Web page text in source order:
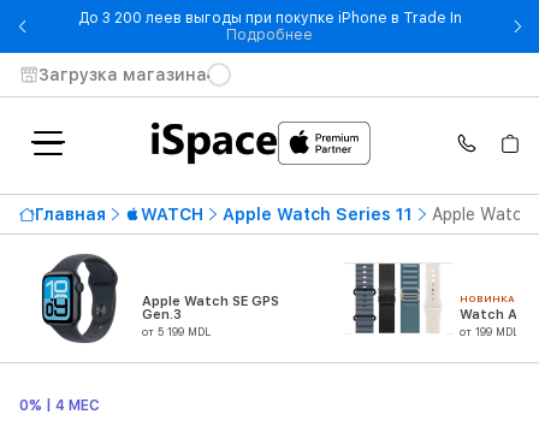
До 3 200 леев выгоды при покупке iPhone в Trade In
Подробнее - До 3 200 леев выгоды при
Загрузка магазина
Главная WATCH Apple Watch Series 11 Apple Watch
Apple Watch SE GPS
Gen.3
от 5 199 MDL
НОВИНКА
Watch
от 199 MDL
0% | 4 МЕС